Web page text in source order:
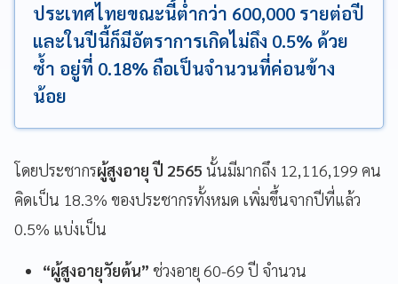
ประเทศไทยขณะนี้ต่ำกว่า 600,000 รายต่อปี
และในปีนี้ก็มีอัตราการเกิดไม่ถึง 0.5% ด้วย
ซ้ำ อยู่ที่ 0.18% ถือเป็นจำนวนที่ค่อนข้าง
น้อย
โดยประชากรผู้สูงอายุ ปี 2565 นั้นมีมากถึง 12,116,199 คน
คิดเป็น 18.3% ของประชากรทั้งหมด เพิ่มขึ้นจากปีที่แล้ว
0.5% แบ่งเป็น
“ผู้สูงอายุวัยต้น” ช่วงอายุ 60-69 ปี จำนวน